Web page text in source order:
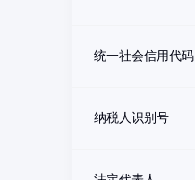
统一社会信用代码
纳税人识别号